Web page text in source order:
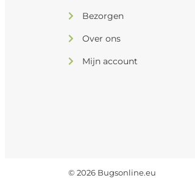
Bezorgen
Over ons
Mijn account
© 2026 Bugsonline.eu